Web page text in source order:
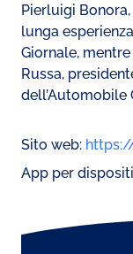
Pierluigi
lunga
Giornale,
Russa,
dell’Automobile
Sito web:
App per